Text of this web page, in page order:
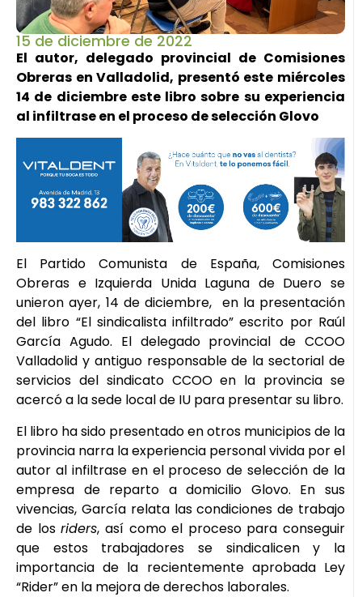
15 de diciembre de 2022
El autor, delegado provincial de Comisiones
Obreras en Valladolid, presentó este miércoles
14 de diciembre este libro sobre su experiencia
al infiltrase en el proceso de selección Glovo
El Partido Comunista de España, Comisiones
Obreras e Izquierda Unida Laguna de Duero se
unieron ayer, 14 de diciembre, en la presentación
del libro “El sindicalista infiltrado” escrito por Raúl
García Agudo. El delegado provincial de CCOO
Valladolid y antiguo responsable de la sectorial de
servicios del sindicato CCOO en la provincia se
acercó a la sede local de IU para presentar su libro.
El libro ha sido presentado en otros municipios de la
provincia narra la experiencia personal vivida por el
autor al infiltrase en el proceso de selección de la
empresa de reparto a domicilio Glovo. En sus
vivencias, García relata las condiciones de trabajo
de losriders, así como el proceso para conseguir
que estos trabajadores se sindicalicen y la
importancia de la recientemente aprobada Ley
“Rider” en la mejora de derechos laborales.